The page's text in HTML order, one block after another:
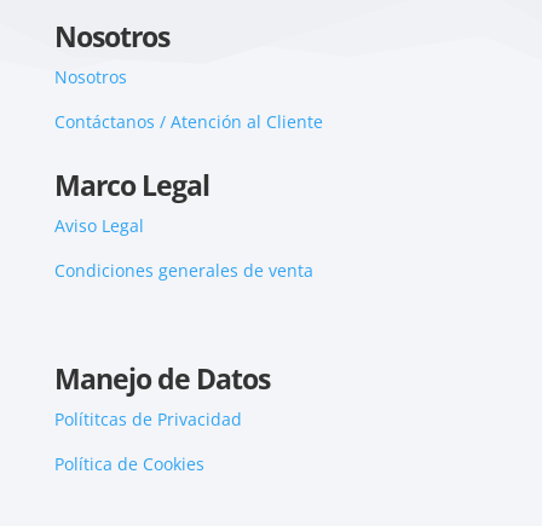
Nosotros
Nosotros
Contáctanos / Atención al Cliente
Marco Legal
Aviso Legal
Condiciones generales de venta
Manejo de Datos
Polítitcas de Privacidad
Política de Cookies